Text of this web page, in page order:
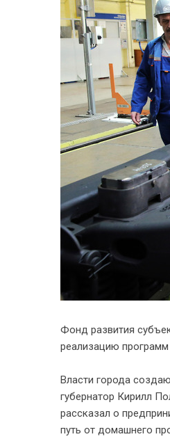
Фонд развития
реализацию
Власти города
губернатор Кирилл
рассказал о
путь от домашнего